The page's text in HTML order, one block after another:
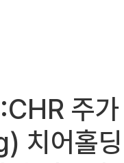
주가
치어홀딩